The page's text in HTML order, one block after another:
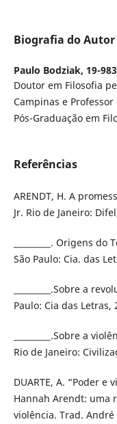
Biografia do Autor
Paulo Bodziak, 19-
Doutor em Filosofia
Campinas e
Pós-Graduação em
Referências
ARENDT, H. A
Jr. Rio de Janeiro:
_________. Origens
São Paulo: Cia. das
_________.Sobre a
Paulo: Cia das Letras,
_________.Sobre a
Rio de Janeiro:
DUARTE, A. “Poder
Hannah Arendt: uma
violência. Trad. André